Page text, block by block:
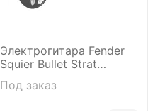
Электрогитара Fender
Squier Bullet Strat
Tremolo
Под заказ